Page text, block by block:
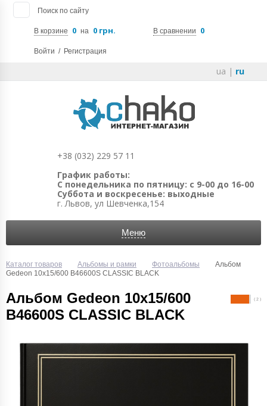
Поиск по сайту
В корзине 0 на 0 грн. В сравнении 0
Войти / Регистрация
ua | ru
+38 (032) 229 57 11
График работы:
С понедельника по пятницу: с 9-00 до 16-00
Суббота и воскресенье: выходные
г. Львов, ул Шевченка,154
Меню
Каталог товаров Альбомы и рамки Фотоальбомы
Альбом
Gedeon 10х15/600 B46600S CLASSIC BLACK
Альбом Gedeon 10х15/600
B46600S CLASSIC BLACK
( 2 )